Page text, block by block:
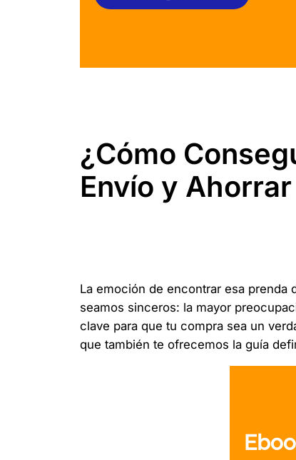
¿Cómo
Envío y
La emoción de encontrar esa prenda
seamos sinceros: la mayor
clave para que tu compra sea un
que también te ofrecemos la guía